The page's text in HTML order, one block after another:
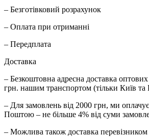
– Безготівковий розрахунок
– Оплата при отриманні
– Передплата
Доставка
– Безкоштовна адресна доставка
грн. нашим транспортом (тільки Київ та
– Для замовлень від 2000 грн, ми
Поштою – не більше 4% від суми
– Можлива також доставка